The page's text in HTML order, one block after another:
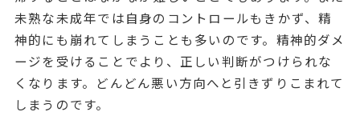
未熟な未成年では自身のコントロールもきかず、精
神的にも崩れてしまうことも多いのです。精神的ダメ
ージを受けることでより、正しい判断がつけられな
くなります。どんどん悪い方向へと引きずりこまれて
しまうのです。